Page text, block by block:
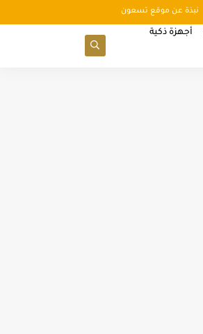
نبذة عن موقع تسعون
أجهزة ذكية